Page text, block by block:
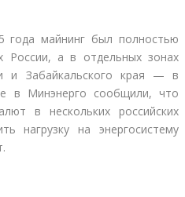
года майнинг был полностью
России, а в отдельных зонах
и Забайкальского края — в
в Минэнерго сообщили, что
в нескольких российских
нагрузку на энергосистему